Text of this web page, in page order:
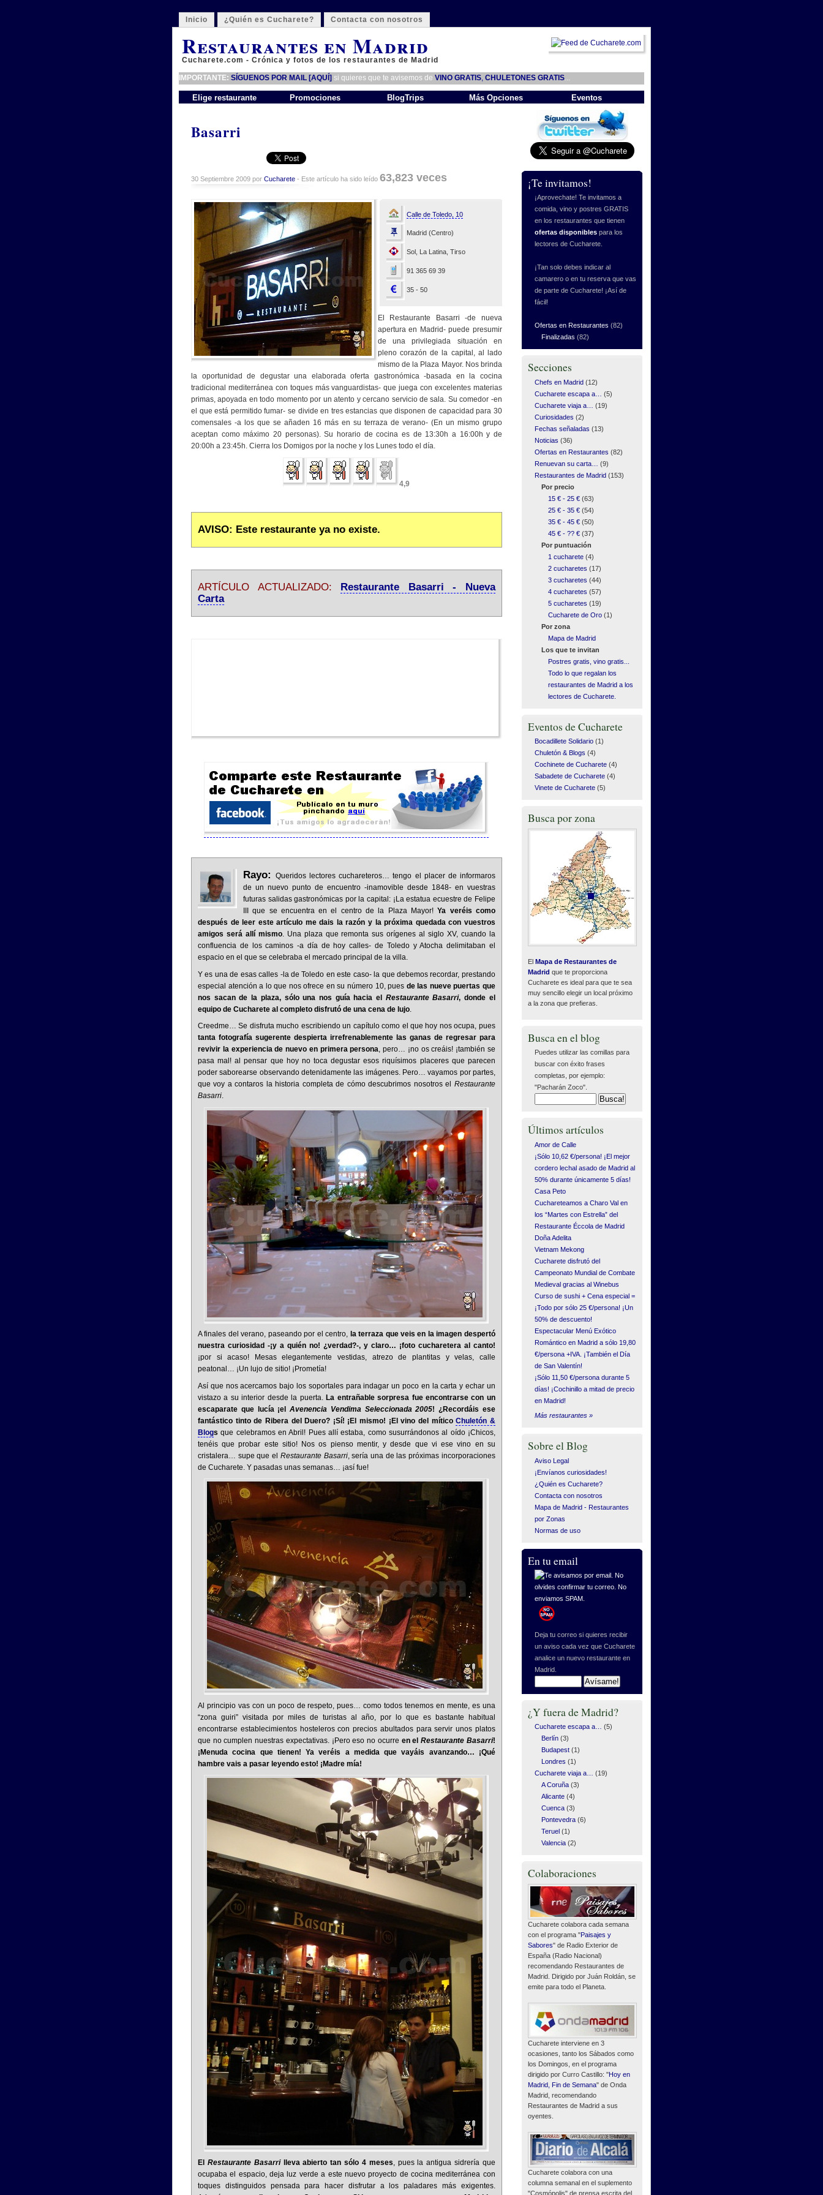
Inicio ¿Quién es Cucharete? Contacta con nosotros
Restaurantes en Madrid
Cucharete.com - Crónica y fotos de los restaurantes de Madrid
IMPORTANTE: SÍGUENOS POR MAIL [AQUÍ] si quieres que te avisemos de VINO GRATIS, CHULETONES GRATIS...
Elige restaurante Promociones BlogTrips Más Opciones Eventos
Basarri
30 Septiembre 2009 por Cucharete - Este artículo ha sido leído 63,823 veces
Calle de Toledo, 10
Madrid (Centro)
Sol, La Latina, Tirso
91 365 69 39
35 - 50
El Restaurante Basarri -de nueva
apertura en Madrid- puede presumir
de una privilegiada situación en
pleno corazón de la capital, al lado
mismo de la Plaza Mayor. Nos brinda
la oportunidad de degustar una elaborada oferta gastronómica -basada en la cocina
tradicional mediterránea con toques más vanguardistas- que juega con excelentes materias
primas, apoyada en todo momento por un atento y cercano servicio de sala. Su comedor -en
el que está permitido fumar- se divide en tres estancias que disponen de capacidad para 30
comensales -a los que se añaden 16 más en su terraza de verano- (En un mismo grupo
aceptan como máximo 20 personas). Su horario de cocina es de 13:30h a 16:00h y de
20:00h a 23:45h. Cierra los Domigos por la noche y los Lunes todo el día.
4,9
AVISO: Este restaurante ya no existe.
ARTÍCULO ACTUALIZADO:
Restaurante Basarri - Nueva
Carta
Rayo:Queridos lectores cuchareteros… tengo el placer de informaros
de un nuevo punto de encuentro -inamovible desde 1848- en vuestras
futuras salidas gastronómicas por la capital: ¡La estatua ecuestre de Felipe
III que se encuentra en el centro de la Plaza Mayor!Ya veréis como
después de leer este artículo me dais la razón y la próxima quedada con vuestros
amigos será allí mismo. Una plaza que remonta sus orígenes al siglo XV, cuando la
confluencia de los caminos -a día de hoy calles- de Toledo y Atocha delimitaban el
espacio en el que se celebraba el mercado principal de la villa.
Y es una de esas calles -la de Toledo en este caso- la que debemos recordar, prestando
especial atención a lo que nos ofrece en su número 10, pues de las nueve puertas que
nos sacan de la plaza, sólo una nos guía hacia el Restaurante Basarri, donde el
equipo de Cucharete al completo disfrutó de una cena de lujo
Creedme… Se disfruta mucho escribiendo un capítulo como el que hoy nos ocupa, pues
tanta fotografía sugerente despierta irrefrenablemente las ganas de regresar para
revivir la experiencia de nuevo en primera persona, pero… ¡no os creáis! ¡también se
pasa mal! al pensar que hoy no toca degustar esos riquísimos placeres que parecen
poder saborearse observando detenidamente las imágenes. Pero… vayamos por partes,
que voy a contaros la historia completa de cómo descubrimos nosotros el Restaurante
Basarri.
A finales del verano, paseando por el centro, la terraza que veis en la imagen despertó
nuestra curiosidad -¡y a quién no! ¿verdad?-, y claro… ¡foto cucharetera al canto!
¡por si acaso! Mesas elegantemente vestidas, atrezo de plantitas y velas, calle
peatonal… ¡Un lujo de sitio! ¡Prometía!
Así que nos acercamos bajo los soportales para indagar un poco en la carta y echar un
vistazo a su interior desde la puerta.La entrañable sorpresa fue encontrarse con un
escaparate que lucía ¡elAvenencia Vendima Seleccionada 2005! ¿Recordáis ese
fantástico tinto de Ribera del Duero? ¡Sí! ¡El mismo! ¡El vino del míticoChuletón &
Blogs que celebramos en Abril! Pues allí estaba, como susurrándonos al oído ¡Chicos,
tenéis que probar este sitio! Nos os pienso mentir, y desde que vi ese vino en su
cristalera… supe que el Restaurante Basarri, sería una de las próximas incorporaciones
de Cucharete. Y pasadas unas semanas… ¡así fue!
Al principio vas con un poco de respeto, pues… como todos tenemos en mente, es una
“zona guiri” visitada por miles de turistas al año, por lo que es bastante habitual
encontrarse establecimientos hosteleros con precios abultados para servir unos platos
que no cumplen nuestras expectativas. ¡Pero eso no ocurre en elRestaurante Basarri!
¡Menuda cocina que tienen! Ya veréis a medida que vayáis avanzando… ¡Qué
hambre vais a pasar leyendo esto! ¡Madre mía!
El Restaurante Basarrilleva abierto tan sólo 4 meses , pues la antigua sidrería que
ocupaba el espacio, deja luz verde a este nuevo proyecto de cocina mediterránea con
toques distinguidos pensada para hacer disfrutar a los paladares más exigentes.
¡Te invitamos!
¡Aprovechate! Te invitamos a
comida, vino y postres GRATIS
en los restaurantes que tienen
ofertas disponiblespara los
lectores de Cucharete.
¡Tan solo debes indicar al
camarero o en tu reserva que vas
de parte de Cucharete! ¡Así de
fácil!
Ofertas en Restaurantes (82)
Finalizadas (82)
Secciones
Chefs en Madrid(12)
Cucharete escapa a…
(5)
Cucharete viaja a…
(19)
Curiosidades (2)
Fechas señaladas (13)
Noticias (36)
Ofertas en Restaurantes (82)
Renuevan su carta…
(9)
Restaurantes de Madrid(153)
Por precio
15 € - 25 €(63)
25 € - 35 €(54)
35 € - 45 €(50)
45 € - ?? €(37)
Por puntuación
1 cucharete(4)
2 cucharetes (17)
3 cucharetes (44)
4 cucharetes (57)
5 cucharetes (19)
Cucharete de Oro(1)
Por zona
Mapa de Madrid
Los que te invitan
Postres gratis, vino gratis...
Todo lo que regalan los
restaurantes de Madrid a los
lectores de Cucharete.
Eventos de Cucharete
Bocadillete Solidario(1)
Chuletón & Blogs (4)
Cochinete de Cucharete(4)
Sabadete de Cucharete(4)
Vinete de Cucharete(5)
Busca por zona
El Mapa de Restaurantes de
Madrid que te proporciona
Cucharete es ideal para que te sea
muy sencillo elegir un local próximo
a la zona que prefieras.
Busca en el blog
Puedes utilizar las comillas para
buscar con éxito frases
completas, por ejemplo:
"Pacharán Zoco".
Últimos artículos
Amor de Calle
¡Sólo 10,62 €/persona! ¡El mejor
cordero lechal asado de Madrid al
50% durante únicamente 5 días!
Casa Peto
Cuchareteamos a Charo Val en
los “Martes con Estrella” del
Restaurante Éccola de Madrid
Doña Adelita
Vietnam Mekong
Cucharete disfrutó del
Campeonato Mundial de Combate
Medieval gracias al Winebus
Curso de sushi + Cena especial =
¡Todo por sólo 25 €/persona! ¡Un
50% de descuento!
Espectacular Menú Exótico
Romántico en Madrid a sólo 19,80
€/persona +IVA. ¡También el Día
de San Valentín!
¡Sólo 11,50 €/persona durante 5
días! ¡Cochinillo a mitad de precio
en Madrid!
Más restaurantes »
Sobre el Blog
Aviso Legal
¡Envíanos curiosidades!
¿Quién es Cucharete?
Contacta con nosotros
Mapa de Madrid - Restaurantes
por Zonas
Normas de uso
En tu email
Deja tu correo si quieres recibir
un aviso cada vez que Cucharete
analice un nuevo restaurante en
Madrid.
¿Y fuera de Madrid?
Cucharete escapa a…
(5)
Berlín(3)
Budapest(1)
Londres (1)
Cucharete viaja a…
(19)
A Coruña(3)
Alicante(4)
Cuenca(3)
Pontevedra(6)
Teruel(1)
Valencia(2)
Colaboraciones
Cucharete colabora cada semana
con el programa "Paisajes y
Sabores" de Radio Exterior de
España (Radio Nacional)
recomendando Restaurantes de
Madrid. Dirigido por Juán Roldán, se
emite para todo el Planeta.
Cucharete interviene en 3
ocasiones, tanto los Sábados como
los Domingos, en el programa
dirigido por Curro Castillo: "Hoy en
Madrid, Fin de Semana" de Onda
Madrid, recomendando
Restaurantes de Madrid a sus
oyentes.
Cucharete colabora con una
columna semanal en el suplemento
"Cosmópolis" de prensa escrita del